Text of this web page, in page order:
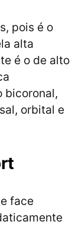
pois é o
alta
é o de alto
bicoronal,
orbital e
face